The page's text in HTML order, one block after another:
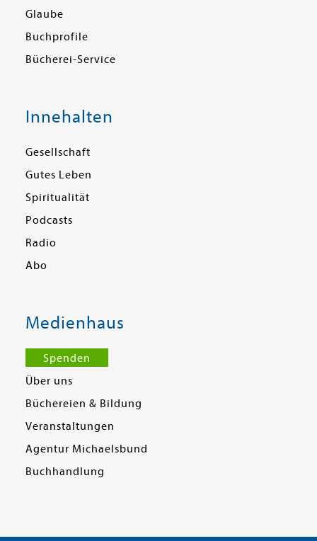
Glaube
Buchprofile
Bücherei-Service
Innehalten
Gesellschaft
Gutes Leben
Spiritualität
Podcasts
Radio
Abo
Medienhaus
Spenden
Über uns
Büchereien & Bildung
Veranstaltungen
Agentur Michaelsbund
Buchhandlung